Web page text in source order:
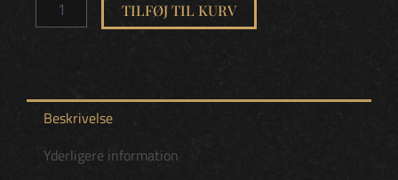
antal
TILFØJ TIL KURV
Beskrivelse
Yderligere information